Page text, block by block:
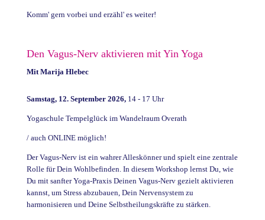
Komm' gern vorbei und erzähl' es weiter!
Den Vagus-Nerv aktivieren mit Yin Yoga
Mit Marija Hlebec
Samstag, 12. September 2026,14 - 17 Uhr
Yogaschule Tempelglück im Wandelraum Overath
/ auch ONLINE möglich!
Der Vagus-Nerv ist ein wahrer Alleskönner und spielt eine zentrale
Rolle für Dein Wohlbefinden. In diesem Workshop lernst Du, wie
Du mit sanfter Yoga-Praxis Deinen Vagus-Nerv gezielt aktivieren
kannst, um Stress abzubauen, Dein Nervensystem zu
harmonisieren und Deine Selbstheilungskräfte zu stärken.